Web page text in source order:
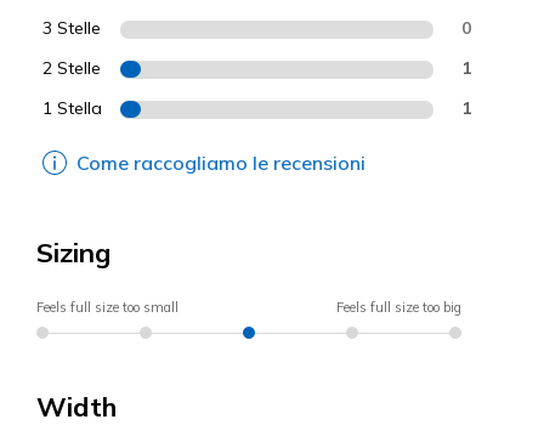
3 Stelle 0
2 Stelle 1
1 Stella 1
Come raccogliamo le recensioni
Sizing
Feels full size too small Feels full size too big
Width